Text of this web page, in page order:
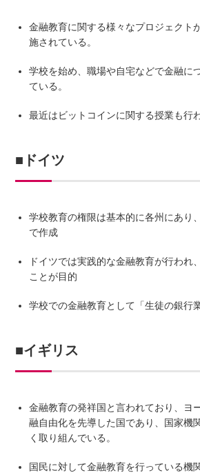
金融教育に関する様々なプロジェクト
施されている。
学校を始め、職場や自宅などで金融に
ている。
最近はビットコインに関する授業も行
■ドイツ
学校教育の権限は基本的に各州にあり
で作成
ドイツでは実践的な金融教育が行われ
ことが目的
学校での金融教育として「生徒の銀行
■イギリス
金融教育の発祥国と言われており、ヨ
融自由化を先導した国であり、国家機
く取り組んでいる。
国民に対して金融教育を行っている機